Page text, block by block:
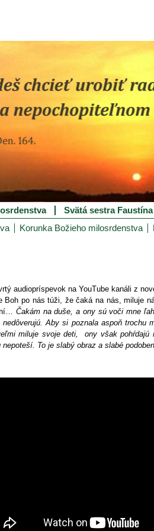
Svätá sestra Faustína
Korunka Božieho milosrdenstva
audiopríspevok na YouTube kanáli z
Boh po nás túži, že čaká na nás, miluje
Čakám na duše, a ony sú voči mne
Aby si poznala aspoň trochu
miluje svoje deti, ony však pohŕdajú
nepoteší. To je slabý obraz a slabé